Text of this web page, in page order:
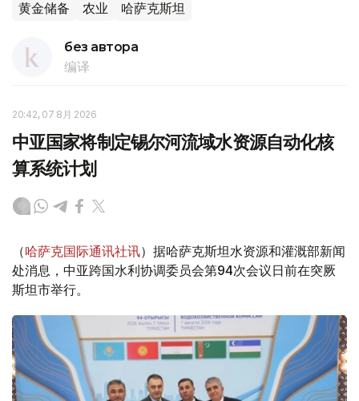
黄金储备 农业 哈萨克斯坦
без автора
编译
20:42, 07 8月 2026
中亚国家将制定锡尔河流域水资源自动化核
算系统计划
（哈萨克国际通讯社讯）据哈萨克斯坦水资源和灌溉部新闻
处消息，中亚跨国水利协调委员会第94次会议日前在突厥
斯坦市举行。